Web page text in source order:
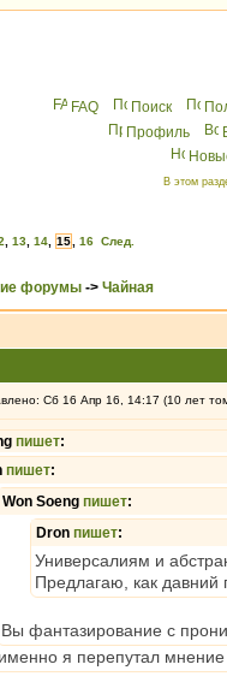
FAQ Поиск
Профиль
В этом
13 14 15 16 След.
форумы -> Чайная
Сб 16 Апр 16, 14:17 (10 лет
пишет:
пишет:
Won Soeng пишет:
Dron пишет:
Универсалиям и
Предлагаю, как давний
Вы фантазирование с
я перепутал